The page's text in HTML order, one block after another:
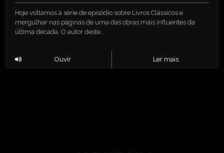
Hoje voltamos à série de episódio sobre Livros Clássicos e
mergulhar nas páginas de uma das obras mais influentes da
última década. O autor deste…
Ouvir Ler mais